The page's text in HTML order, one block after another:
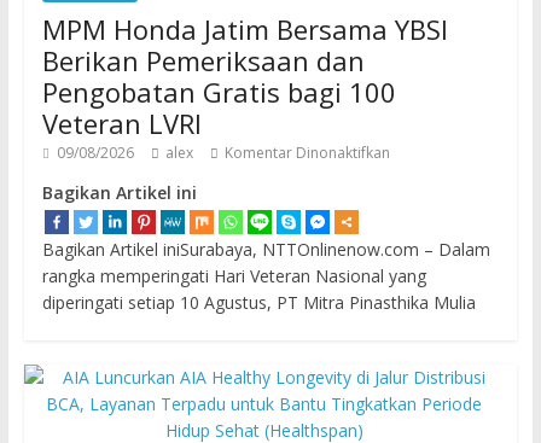
MPM Honda Jatim Bersama YBSI
Berikan Pemeriksaan dan
Pengobatan Gratis bagi 100
Veteran LVRI
09/08/2026 alex Komentar Dinonaktifkan
Bagikan Artikel ini
Bagikan Artikel iniSurabaya, NTTOnlinenow.com – Dalam
rangka memperingati Hari Veteran Nasional yang
diperingati setiap 10 Agustus, PT Mitra Pinasthika Mulia